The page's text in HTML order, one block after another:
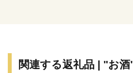
関連する返礼品 | "お酒